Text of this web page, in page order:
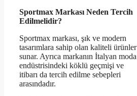
Sportmax Markası Neden Tercih
Edilmelidir?
Sportmax markası, şık ve modern
tasarımlara sahip olan kaliteli ürünler
sunar. Ayrıca markanın İtalyan moda
endüstrisindeki köklü geçmişi ve
itibarı da tercih edilme sebepleri
arasındadır.